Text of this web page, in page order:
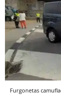
Furgonetas